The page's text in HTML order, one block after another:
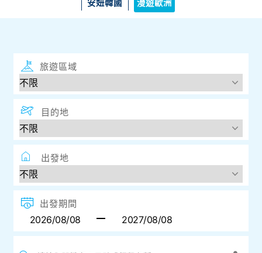
安妞韓國
漫遊歐洲
旅遊區域
目的地
出發地
出發期間